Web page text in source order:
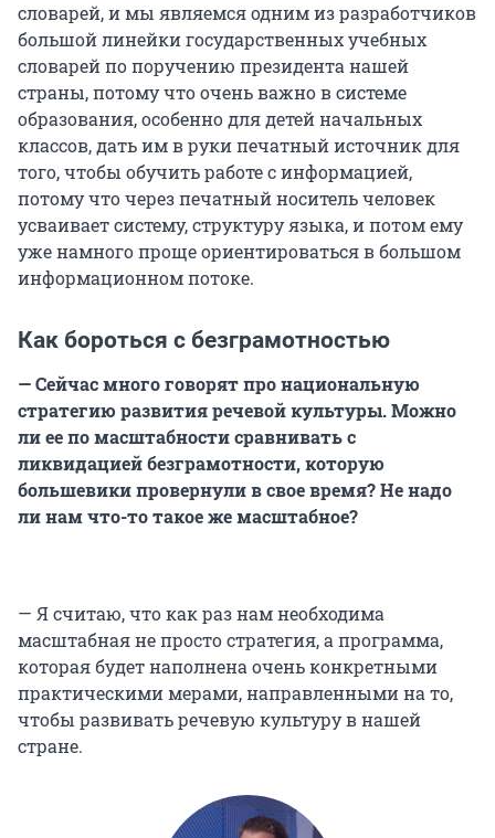
словарей, и мы являемся одним из разработчиков
большой линейки государственных учебных
словарей по поручению президента нашей
страны, потому что очень важно в системе
образования, особенно для детей начальных
классов, дать им в руки печатный источник для
того, чтобы обучить работе с информацией,
потому что через печатный носитель человек
усваивает систему, структуру языка, и потом ему
уже намного проще ориентироваться в большом
информационном потоке.
Как бороться с безграмотностью
— Сейчас много говорят про национальную
стратегию развития речевой культуры. Можно
ли ее по масштабности сравнивать с
ликвидацией безграмотности, которую
большевики провернули в свое время? Не надо
ли нам что-то такое же масштабное?
— Я считаю, что как раз нам необходима
масштабная не просто стратегия, а программа,
которая будет наполнена очень конкретными
практическими мерами, направленными на то,
чтобы развивать речевую культуру в нашей
стране.